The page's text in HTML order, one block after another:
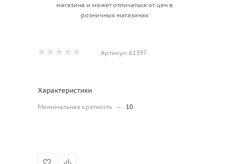
магазина и может отличаться от цен в
розничных магазинах
Артикул: 61397
Характеристики
Минимальная кратность — 10